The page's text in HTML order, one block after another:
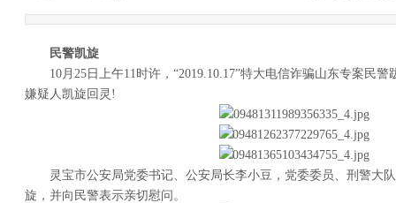
民警凯旋
10月25日上午11时许，“2019.10.17”特大电信诈骗山东专案民
嫌疑人凯旋回灵!
灵宝市公安局党委书记、公安局长李小豆，党委委员、刑警大
旋，并向民警表示亲切慰问。